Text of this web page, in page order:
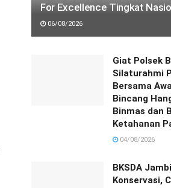
For Excellence Tingkat
06/08/2026
Giat Polsek
Silaturahmi
Bersama
Bincang
Binmas dan
Ketahanan
04/08/2026
BKSDA
Konservasi,